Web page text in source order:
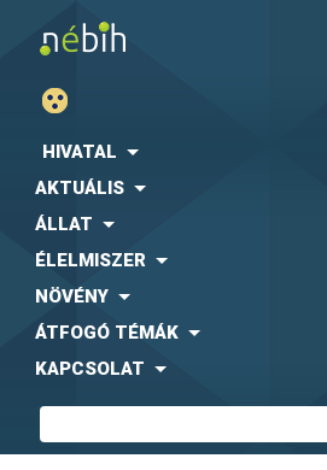
HIVATAL
AKTUÁLIS
ÁLLAT
ÉLELMISZER
NÖVÉNY
ÁTFOGÓ TÉMÁK
KAPCSOLAT